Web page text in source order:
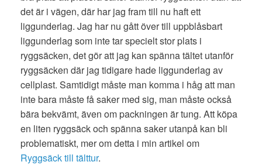
det är i vägen, där har jag fram till nu haft ett
liggunderlag. Jag har nu gått över till uppblåsbart
liggunderlag som inte tar specielt stor plats i
ryggsäcken, det gör att jag kan spänna tältet utanför
ryggsäcken där jag tidigare hade liggunderlag av
cellplast. Samtidigt måste man komma i håg att man
inte bara måste få saker med sig, man måste också
bära bekvämt, även om packningen är tung. Att köpa
en liten ryggsäck och spänna saker utanpå kan bli
problematiskt, mer om detta i min artikel om
Ryggsäck till tälttur.